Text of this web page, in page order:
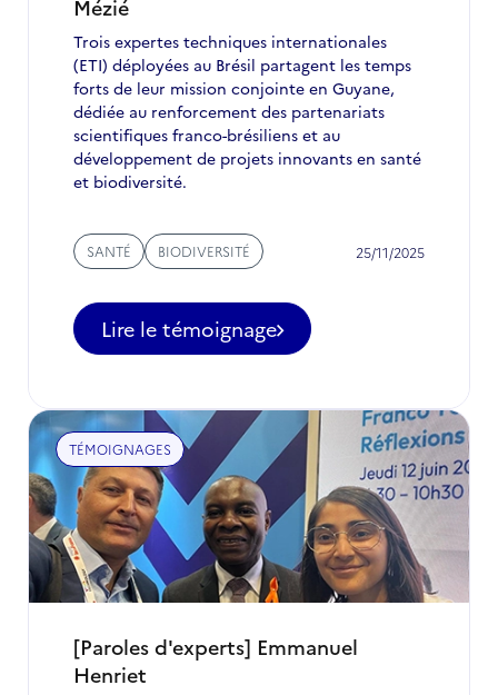
Mézié
Trois expertes techniques internationales
(ETI) déployées au Brésil partagent les temps
forts de leur mission conjointe en Guyane,
dédiée au renforcement des partenariats
scientifiques franco-brésiliens et au
développement de projets innovants en santé
et biodiversité.
SANTÉ BIODIVERSITÉ 25/11/2025
Lire le témoignage
[Paroles d'experts] Emmanuel
Henriet
TÉMOIGNAGES